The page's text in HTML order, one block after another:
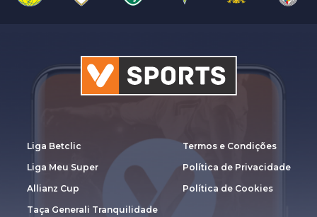
Liga Betclic
Liga Meu Super
Allianz Cup
Taça Generali Tranquilidade
Termos e Condições
Política de Privacidade
Política de Cookies